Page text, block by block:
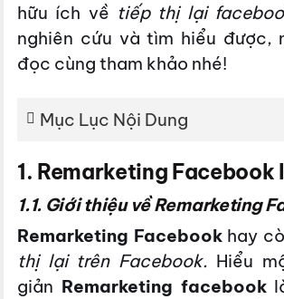
hữu ích về tiếp thị lại
nghiên cứu và tìm hiểu được,
đọc cùng tham khảo nhé!
Mục Lục Nội Dung
1. Remarketing Facebook
1.1. Giới thiệu về Remarketing
Remarketing Facebookhay
thị lại trên Facebook. Hiểu
giản Remarketing facebook